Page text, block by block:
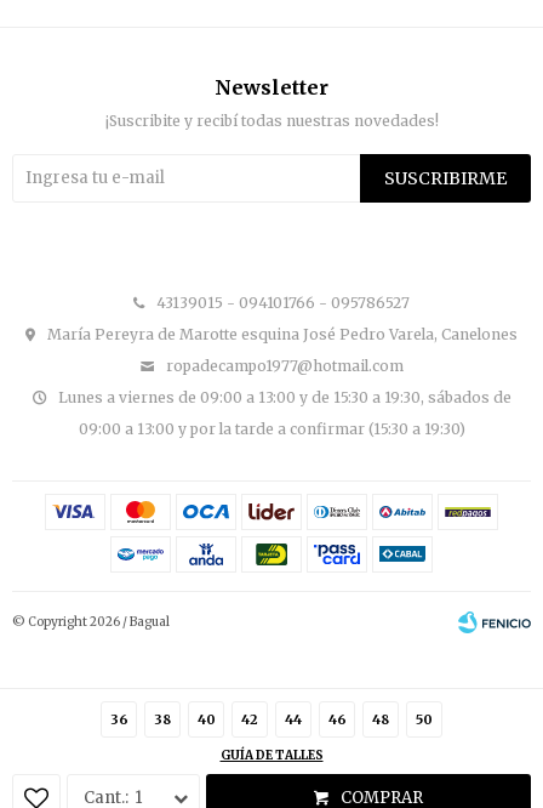
36 38 40 42 44 46 48 50
GUÍA DE TALLES
1 COMPRAR
43139015 - 094101766 - 095786527
María Pereyra de Marotte esquina José Pedro Varela, Canelones
ropadecampo1977@hotmail.com
Lunes a viernes de 09:00 a 13:00 y de 15:30 a 19:30, sábados de
09:00 a 13:00 y por la tarde a confirmar (15:30 a 19:30)
Newsletter
¡Suscribite y recibí todas nuestras novedades!
SUSCRIBIRME
© Copyright 2026 / Bagual